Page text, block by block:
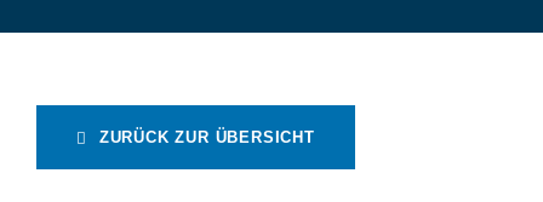
ZURÜCK ZUR ÜBERSICHT